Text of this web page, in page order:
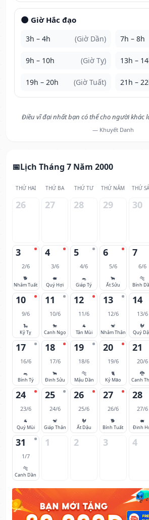
🌑 Giờ Hắc đạo
3h – 4h (Giờ Dần) 7h – 8h
9h – 10h (Giờ Tỵ) 13h –
19h – 20h (Giờ Tuất) 21h –
Điều vĩ đại nhất bạn có thể cho người khác
— Khuyết Danh
Lịch Tháng 7 Năm 2000
THỨ HAI THỨ BA THỨ TƯ THỨ NĂM THỨ
26 27 28 29 30
3
2/6
🐕
Nhâm Tuất
4
3/6
🐖
Quý Hợi
5
4/6
🐀
Giáp Tý
6
5/6
🐂
Ất Sửu
7
6/6
🐅
Bính
10
9/6
🐍
Kỷ Tỵ
11
10/6
🐎
Canh Ngọ
12
11/6
🐐
Tân Mùi
13
12/6
🐒
Nhâm Thân
14
13/6
🐓
Quý
17
16/6
🐀
Bính Tý
18
17/6
🐂
Đinh Sửu
19
18/6
🐅
Mậu Dần
20
19/6
🐈
Kỷ Mão
21
20/6
🐉
Canh
24
23/6
🐐
Quý Mùi
25
24/6
🐒
Giáp Thân
26
25/6
🐓
Ất Dậu
27
26/6
🐕
Bính Tuất
28
27/6
🐖
Đinh
31
1/7
🐅
Canh Dần
1 2 3 4